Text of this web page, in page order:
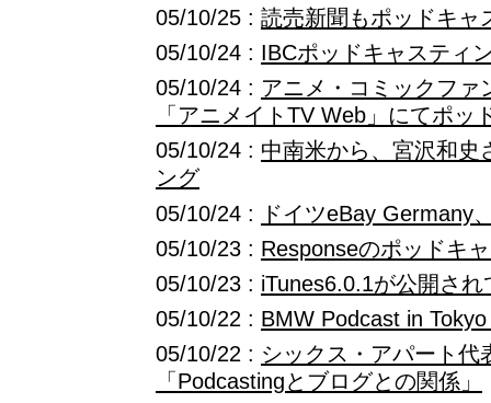
05/10/25 : 読売新聞もポッドキャ
05/10/24 : IBCポッドキャスティ
05/10/24 : アニメ・コミックファ
「アニメイトTV Web」にてポッ
05/10/24 : 中南米から、宮沢和史
ング
05/10/24 :
ドイツeBay Germany
05/10/23 : Responseのポッドキ
05/10/23 : iTunes6.0.1が公開され
05/10/22 : BMW Podcast in
05/10/22 : シックス・アパート代
「Podcastingとブログとの関係」